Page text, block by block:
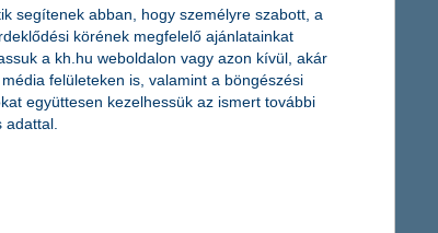
tranzakciókat, amikor valóban használni szeretné a
utazás előtt ellenőrizze bankkártyája
tranzakciók automatikus tiltást vonjanak maguk
segítenek abban, hogy személyre szabott, a
körének megfelelő ajánlatainkat
a kh.hu weboldalon vagy azon kívül, akár
felületeken is, valamint a böngészési
együttesen kezelhessük az ismert további
adattal.